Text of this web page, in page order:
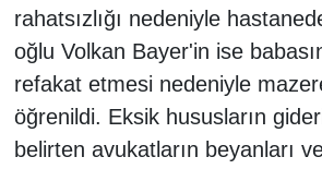
rahatsızlığı nedeniyle
oğlu Volkan Bayer'in ise
refakat etmesi nedeniyle
öğrenildi. Eksik hususların
belirten avukatların beyanları